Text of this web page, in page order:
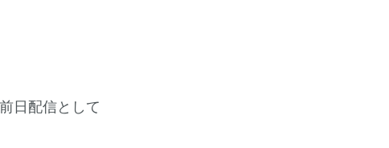
日配信として